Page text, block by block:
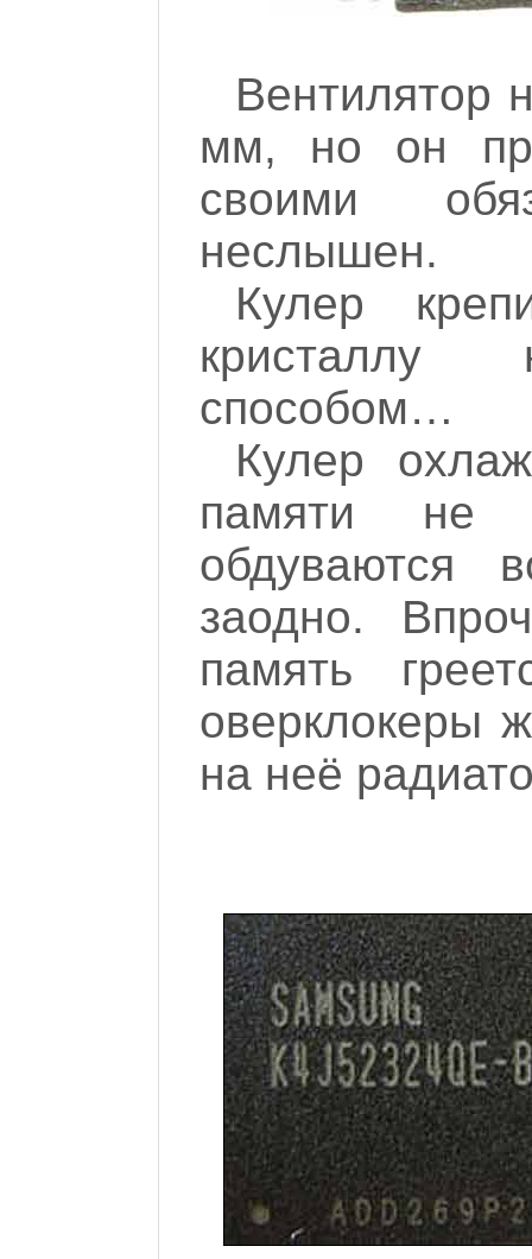
Вентилятор
мм, но он
своими
неслышен.
Кулер
способом…
Кулер
памяти не
обдуваются
заодно.
память
оверклокеры
на неё